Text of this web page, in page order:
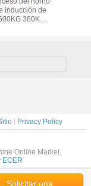
inducción de
360KW
Solicitar una
| Privacy Policy
Online Market.
ECER